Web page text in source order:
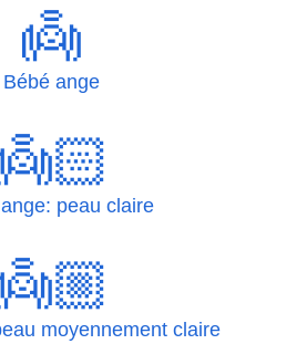
👼
Bébé ange
peau claire
moyennement claire